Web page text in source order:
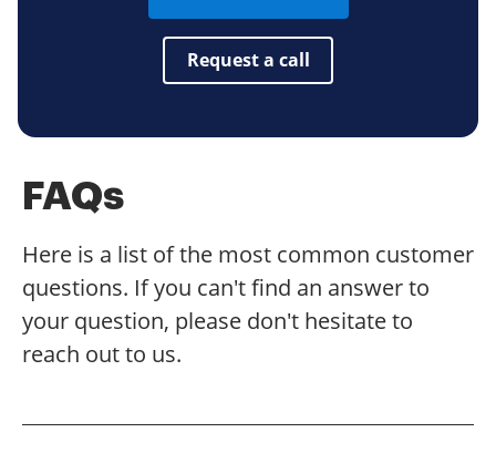
Request a call
FAQs
Here is a list of the most common customer
questions. If you can't find an answer to
your question, please don't hesitate to
reach out to us.